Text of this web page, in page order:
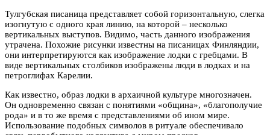
Тулгубская писаница представляет собой горизонтальную, слегка
изогнутую с одного края линию, на которой – несколько
вертикальных выступов. Видимо, часть данного изображения
утрачена. Похожие рисунки известны на писаницах Финляндии,
они интерпретируются как изображение лодки с гребцами. В
виде вертикальных столбиков изображены люди в лодках и на
петроглифах Карелии.
Как известно, образ лодки в архаичной культуре многозначен.
Он одновременно связан с понятиями «община», «благополучие
рода» и в то же время с представлениями об ином мире.
Использование подобных символов в ритуале обеспечивало